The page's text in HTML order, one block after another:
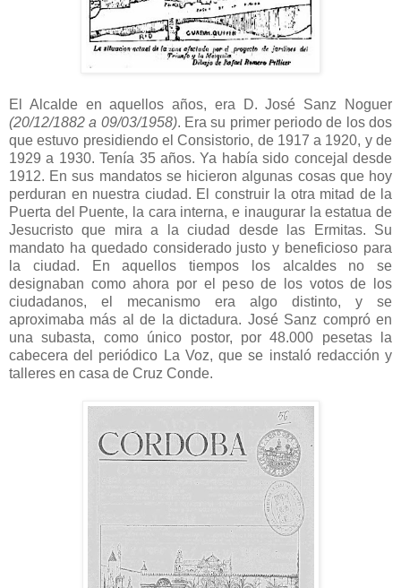
El Alcalde en aquellos años, era D. José Sanz Noguer
(20/12/1882 a 09/03/1958). Era su primer periodo de los dos
que estuvo presidiendo el Consistorio, de 1917 a 1920, y de
1929 a 1930. Tenía 35 años. Ya había sido concejal desde
1912. En sus mandatos se hicieron algunas cosas que hoy
perduran en nuestra ciudad. El construir la otra mitad de la
Puerta del Puente, la cara interna, e inaugurar la estatua de
Jesucristo que mira a la ciudad desde las Ermitas. Su
mandato ha quedado considerado justo y beneficioso para
la ciudad. En aquellos tiempos los alcaldes no se
designaban como ahora por el peso de los votos de los
ciudadanos, el mecanismo era algo distinto, y se
aproximaba más al de la dictadura. José Sanz compró en
una subasta, como único postor, por 48.000 pesetas la
cabecera del periódico La Voz, que se instaló redacción y
talleres en casa de Cruz Conde.